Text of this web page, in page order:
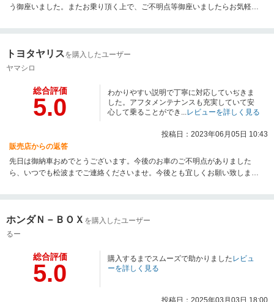
う御座いました。またお乗り頂く上で、ご不明点等御座いましたらお気軽に
整備面でもご連絡お待ちしております。今後ともネクステージ守山店を宜し
トヨタヤリスを購入したユーザー
ヤマシロ
総合評価
5.0
わかりやすい説明で丁寧に対応していぢきま
した。アフタメンテナンスも充実していて安
心して乗ることができ... レビューを詳しく見る
投稿日：2023年06月05日 10:43
販売店からの返答
先日は御納車おめでとうございます。今後のお車のご不明点がありました
ら、いつでも松波までご連絡くださいませ。今後とも宜しくお願い致しま
ホンダＮ－ＢＯＸ を購入したユーザー
るー
総合評価
5.0
購入するまでスムーズで助かりましたレビュ
ーを詳しく見る
投稿日：2025年03月03日 18:00